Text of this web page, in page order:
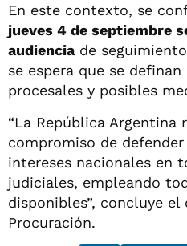
En este contexto, se
jueves 4 de septiembre
audienciade seguimiento
se espera que se definan
procesales y posibles
“La República Argentina
compromiso de
intereses nacionales en
judiciales, empleando
disponibles”, concluye
Procuración.